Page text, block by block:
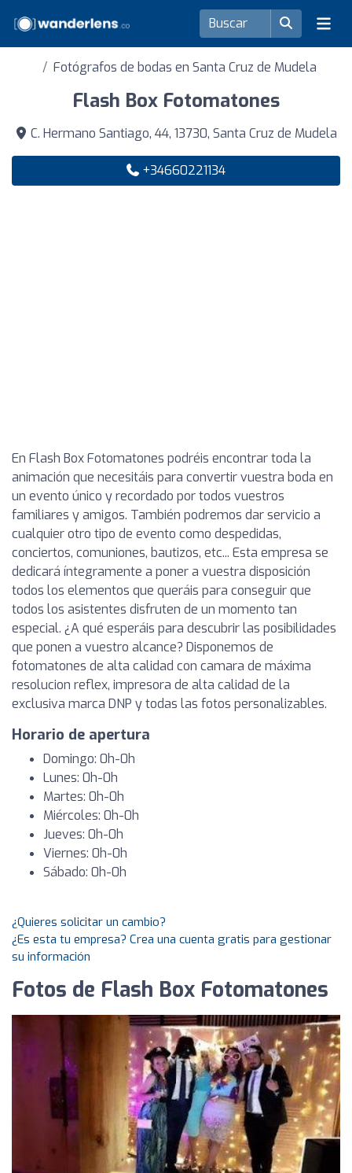
Fotógrafos de bodas en Santa Cruz de Mudela
Flash Box Fotomatones
C. Hermano Santiago, 44, 13730, Santa Cruz de Mudela
+34660221134
En Flash Box Fotomatones podréis encontrar toda la
animación que necesitáis para convertir vuestra boda en
un evento único y recordado por todos vuestros
familiares y amigos. También podremos dar servicio a
cualquier otro tipo de evento como despedidas,
conciertos, comuniones, bautizos, etc... Esta empresa se
dedicará íntegramente a poner a vuestra disposición
todos los elementos que queráis para conseguir que
todos los asistentes disfruten de un momento tan
especial. ¿A qué esperáis para descubrir las posibilidades
que ponen a vuestro alcance? Disponemos de
fotomatones de alta calidad con camara de máxima
resolucion reflex, impresora de alta calidad de la
exclusiva marca DNP y todas las fotos personalizables.
Horario de apertura
Domingo: 0h-0h
Lunes: 0h-0h
Martes: 0h-0h
Miércoles: 0h-0h
Jueves: 0h-0h
Viernes: 0h-0h
Sábado: 0h-0h
¿Quieres solicitar un cambio?
¿Es esta tu empresa? Crea una cuenta gratis para gestionar
su información
Fotos de Flash Box Fotomatones